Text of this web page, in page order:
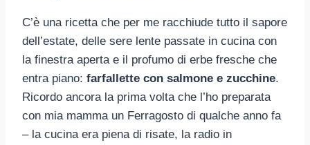
C’è una ricetta che per me racchiude tutto il sapore
dell’estate, delle sere lente passate in cucina con
la finestra aperta e il profumo di erbe fresche che
entra piano: farfallette con salmone e zucchine.
Ricordo ancora la prima volta che l’ho preparata
con mia mamma un Ferragosto di qualche anno fa
– la cucina era piena di risate, la radio in